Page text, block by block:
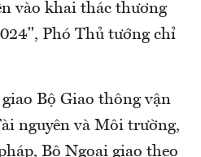
vào khai thác thương
Phó Thủ tướng chỉ
Bộ Giao thông vận
nguyên và Môi trường,
Bộ Ngoại giao theo